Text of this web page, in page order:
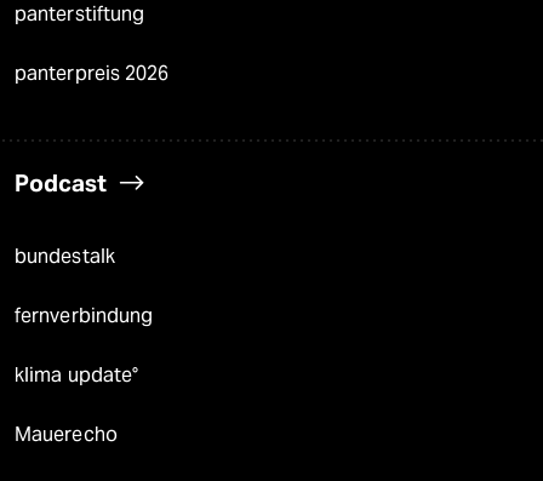
panterstiftung
panterpreis 2026
Podcast
bundestalk
fernverbindung
klima update°
Mauerecho